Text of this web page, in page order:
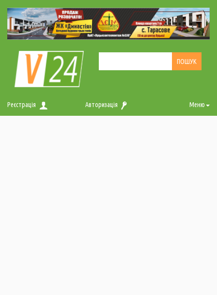
Реєстрація Авторизація Меню